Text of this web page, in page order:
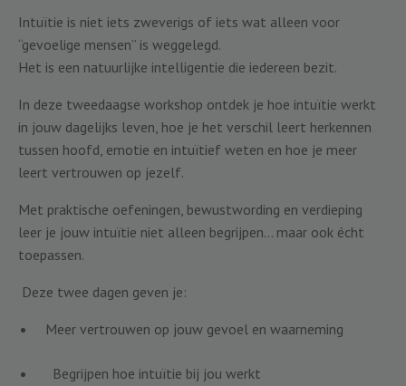
Intuïtie is niet iets zweverigs of iets wat alleen voor
“gevoelige mensen” is weggelegd.
Het is een natuurlijke intelligentie die iedereen bezit.
In deze tweedaagse workshop ontdek je hoe intuïtie werkt
in jouw dagelijks leven, hoe je het verschil leert herkennen
tussen hoofd, emotie en intuïtief weten en hoe je meer
leert vertrouwen op jezelf.
Met praktische oefeningen, bewustwording en verdieping
leer je jouw intuïtie niet alleen begrijpen… maar ook écht
toepassen.
Deze twee dagen geven je:
Meer vertrouwen op jouw gevoel en waarneming
Begrijpen hoe intuïtie bij jou werkt